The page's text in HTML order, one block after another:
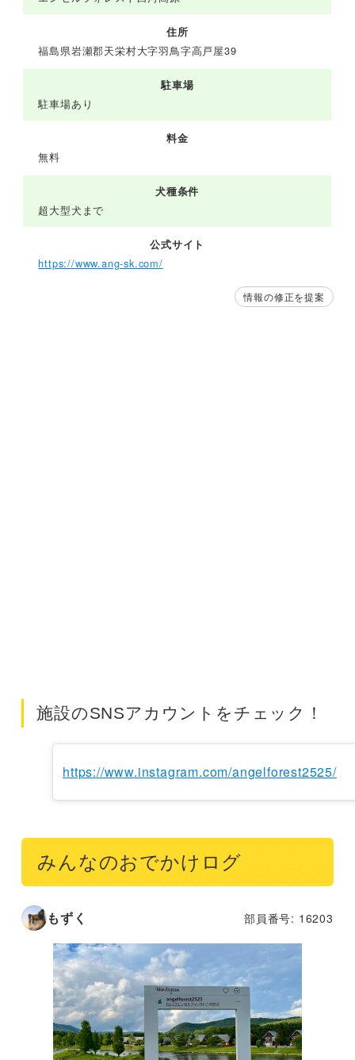
住所
福島県岩瀬郡天栄村大字羽鳥字高戸屋39
駐車場
駐車場あり
料金
無料
犬種条件
超大型犬まで
公式サイト
https://www.ang-sk.com/
情報の修正を提案
施設のSNSアカウントをチェック！
https://www.instagram.com/angelforest2525/
みんなのおでかけログ
もずく 部員番号: 16203